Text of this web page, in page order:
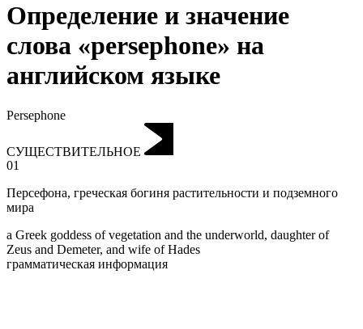
Определение и значение
слова «persephone» на
английском языке
Persephone
СУЩЕСТВИТЕЛЬНОЕ
01
Персефона, греческая богиня растительности и подземного
мира
a Greek goddess of vegetation and the underworld, daughter of
Zeus and Demeter, and wife of Hades
грамматическая информация